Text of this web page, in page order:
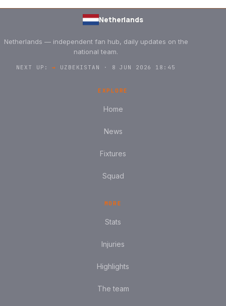
Netherlands
Netherlands — independent fan hub, daily updates on the
national team.
NEXT UP:→ UZBEKISTAN · 8 JUN 2026 18:45
EXPLORE
Home
News
Fixtures
Squad
MORE
Stats
Injuries
Highlights
The team